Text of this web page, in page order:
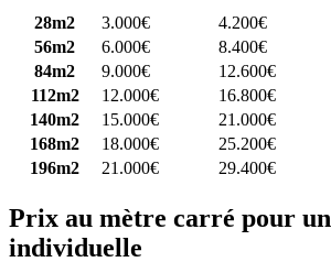
28m2
3.000€ 4.200€
56m2
6.000€ 8.400€
84m2
9.000€ 12.600€
112m2
12.000€ 16.800€
140m2
15.000€ 21.000€
168m2
18.000€ 25.200€
196m2
21.000€ 29.400€
Prix au mètre carré pour
individuelle